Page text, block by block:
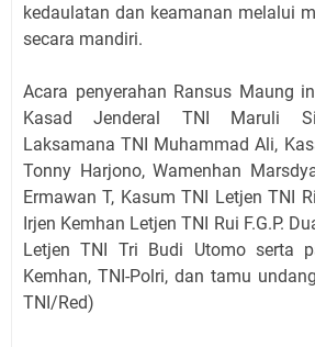
kedaulatan dan keamanan melalui
secara mandiri.
Acara penyerahan Ransus Maung
Kasad Jenderal TNI Maruli
Laksamana TNI Muhammad Ali,
Tonny Harjono, Wamenhan
Ermawan T, Kasum TNI Letjen TNI
Irjen Kemhan Letjen TNI Rui F.G.P.
Letjen TNI Tri Budi Utomo serta
Kemhan, TNI-Polri, dan tamu
TNI/Red)